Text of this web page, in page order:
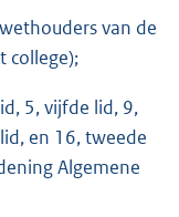
van de
college);
5, vijfde lid, 9,
en 16, tweede
Algemene